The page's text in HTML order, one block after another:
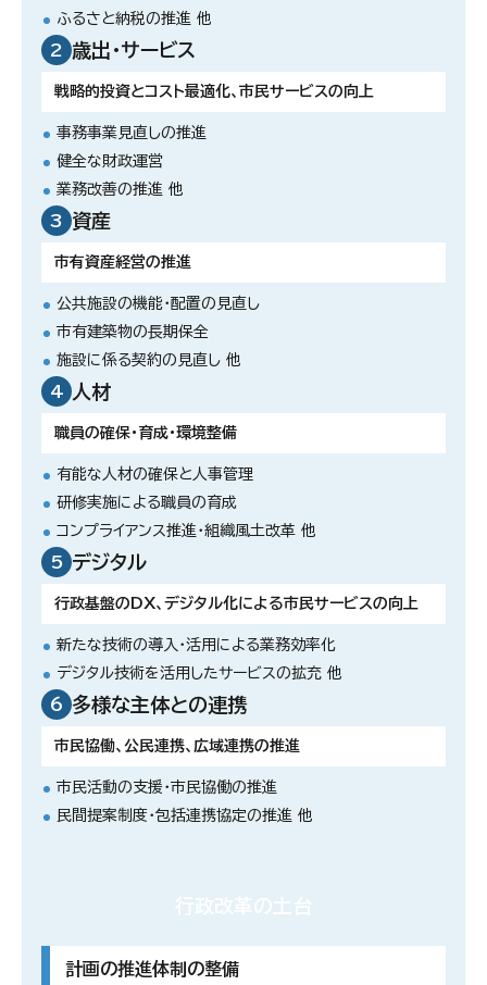
ふるさと納税の推進 他
2 歳出・サービス
戦略的投資とコスト最適化、市民サービスの向上
事務事業見直しの推進
健全な財政運営
業務改善の推進 他
3 資産
市有資産経営の推進
公共施設の機能・配置の見直し
市有建築物の長期保全
施設に係る契約の見直し 他
4 人材
職員の確保・育成・環境整備
有能な人材の確保と人事管理
研修実施による職員の育成
コンプライアンス推進・組織風土改革 他
5 デジタル
行政基盤のDX、デジタル化による市民サービスの向上
新たな技術の導入・活用による業務効率化
デジタル技術を活用したサービスの拡充 他
6 多様な主体との連携
市民協働、公民連携、広域連携の推進
市民活動の支援・市民協働の推進
民間提案制度・包括連携協定の推進 他
行政改革の土台
計画の推進体制の整備